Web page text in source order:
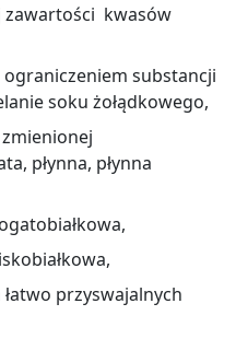
kwasów
substancji
soku żołądkowego,
płynna, płynna
przyswajalnych